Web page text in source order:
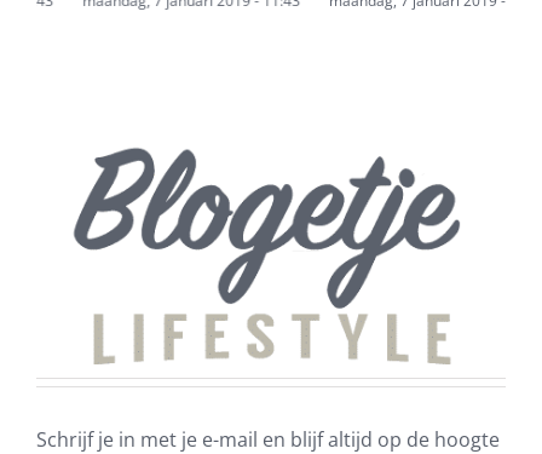
Schrijf je in met je e-mail en blijf altijd op de hoogte